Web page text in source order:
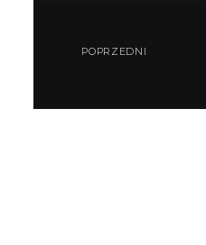
POPRZEDNI